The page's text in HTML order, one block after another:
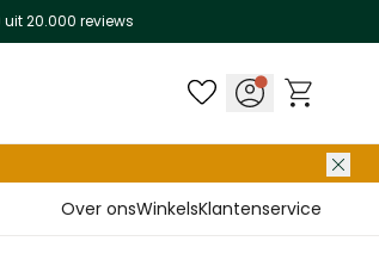
20.000 reviews
Over onsWinkelsKlantenservice